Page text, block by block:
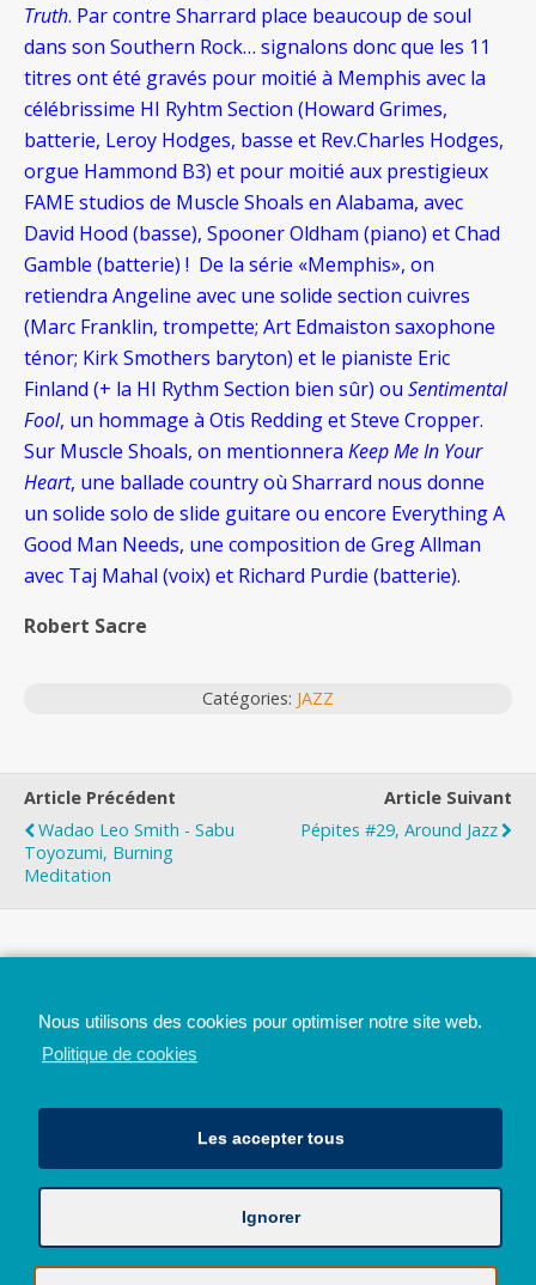
Truth. Par contre Sharrard place beaucoup de soul
dans son Southern Rock… signalons donc que les 11
titres ont été gravés pour moitié à Memphis avec la
célébrissime HI Ryhtm Section (Howard Grimes,
batterie, Leroy Hodges, basse et Rev.Charles Hodges,
orgue Hammond B3) et pour moitié aux prestigieux
FAME studios de Muscle Shoals en Alabama, avec
David Hood (basse), Spooner Oldham (piano) et Chad
Gamble (batterie) ! De la série «Memphis», on
retiendra Angeline avec une solide section cuivres
(Marc Franklin, trompette; Art Edmaiston saxophone
ténor; Kirk Smothers baryton) et le pianiste Eric
Finland (+ la HI Rythm Section bien sûr) ou Sentimental
Fool, un hommage à Otis Redding et Steve Cropper.
Sur Muscle Shoals, on mentionnera Keep Me In Your
Heart, une ballade country où Sharrard nous donne
un solide solo de slide guitare ou encore Everything A
Good Man Needs, une composition de Greg Allman
avec Taj Mahal (voix) et Richard Purdie (batterie).
Robert Sacre
Catégories: JAZZ
Article Précédent
Wadao Leo Smith - Sabu
Toyozumi, Burning
Meditation
Article Suivant
Pépites #29, Around Jazz
Avec le soutien de la Province de Liège
© 2026 - Tous droits réservés - JazzMania
Nous utilisons des cookies pour optimiser notre site web.
Politique de cookies
Les accepter tous
Ignorer